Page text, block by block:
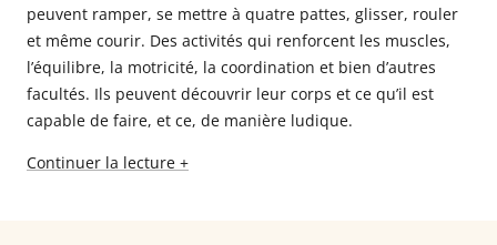
peuvent ramper, se mettre à quatre pattes, glisser, rouler
et même courir. Des activités qui renforcent les muscles,
l’équilibre, la motricité, la coordination et bien d’autres
facultés. Ils peuvent découvrir leur corps et ce qu’il est
capable de faire, et ce, de manière ludique.
Continuer la lecture +